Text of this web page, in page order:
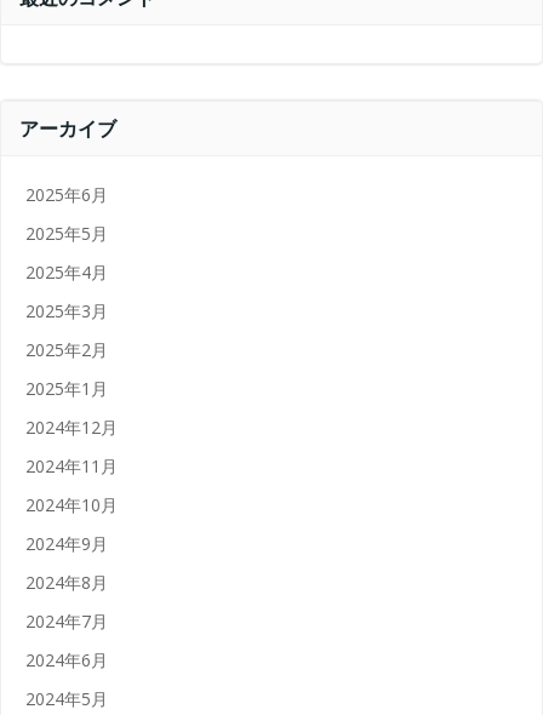
アーカイブ
2025年6月
2025年5月
2025年4月
2025年3月
2025年2月
2025年1月
2024年12月
2024年11月
2024年10月
2024年9月
2024年8月
2024年7月
2024年6月
2024年5月